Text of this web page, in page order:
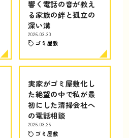
響く電話の音が教え
る家族の絆と孤立の
深い溝
2026.03.30
ゴミ屋敷
実家がゴミ屋敷化し
た絶望の中で私が最
初にした清掃会社へ
の電話相談
2026.03.26
ゴミ屋敷